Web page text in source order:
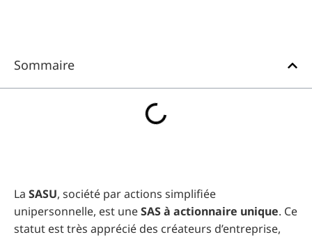
Sommaire
La SASU, société par actions simplifiée
unipersonnelle, est uneSAS à actionnaire unique. Ce
statut est très apprécié des créateurs d’entreprise,